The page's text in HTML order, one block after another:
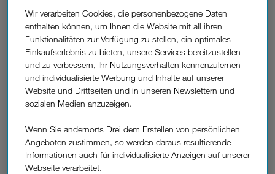
Nach der Einführung einer Auslandsreiseversicherung im
Vorjahr erweitern Drei und LAMIE ihr Versicherungsangebot
ab 23. April um einen österreichweiten Mobilitätsschutz, der
auf das veränderte Mobilitätsverhalten in Beruf und Freizeit
zugeschnitten ist. Da Wege immer häufiger multimodal
zurückgelegt werden, bietet der flexible und bindungsfreie
Schutz von Drei schnelle Hilfe bei KFZ-, Fahrrad- oder E-
Bike-Pannen in ganz Österreich. Darüber hinaus sind
Kletter-, Wander- oder Skiunfälle inklusive
Hubschrauberrettung abgedeckt. Ein innovativer
Verspätungsschutz greift, wenn die Anreise zu Events,
Sportveranstaltungen oder Flugreisen aufgrund von
Wir verarbeiten Cookies, die personenbezogene Daten
enthalten können, um Ihnen die Website mit all ihren
Funktionalitäten zur Verfügung zu stellen, ein optimales
Einkaufserlebnis zu bieten, unsere Services bereitzustellen
und zu verbessern, Ihr Nutzungsverhalten kennenzulernen
und individualisierte Werbung und Inhalte auf unserer
Website und Drittseiten und in unseren Newslettern und
sozialen Medien anzuzeigen.
Wenn Sie andernorts Drei dem Erstellen von persönlichen
Angeboten zustimmen, so werden daraus resultierende
Informationen auch für individualisierte Anzeigen auf unserer
Webseite verarbeitet.